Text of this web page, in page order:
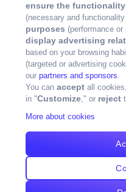
ensure the
(necessary and
purposes (performance
display advertising
based on your browsing
(targeted or advertising
ourpartners and sponsors.
You canaccept all
in "Customize," or reject
More about cookies